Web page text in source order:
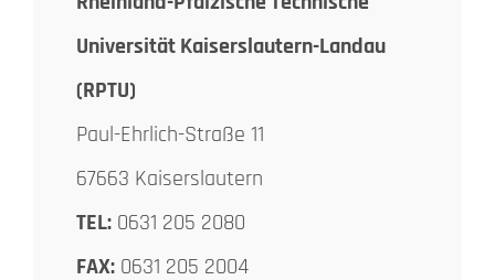
Universität Kaiserslautern-Landau
(RPTU)
Paul-Ehrlich-Straße 11
67663 Kaiserslautern
TEL:0631 205 2080
FAX:0631 205 2004